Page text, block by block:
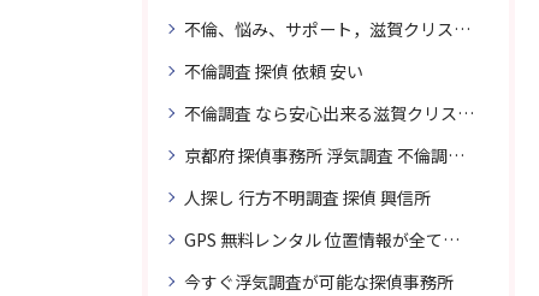
不倫、悩み、サポート，滋賀クリスタル探偵
不倫調査 探偵 依頼 安い
不倫調査 なら安心出来る滋賀クリスタル探偵事務所へご依頼
京都府 探偵事務所 浮気調査 不倫調査 専門 無料相談
人探し 行方不明調査 探偵 興信所
GPS 無料レンタル 位置情報が全てわかります
今すぐ浮気調査が可能な探偵事務所